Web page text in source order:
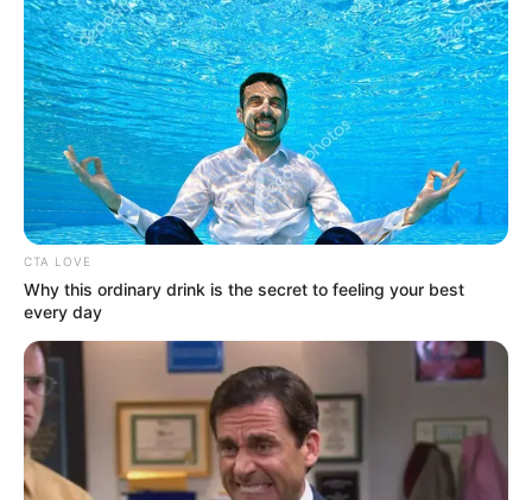
CTA LOVE
Why this ordinary drink is the secret to feeling your best
every day